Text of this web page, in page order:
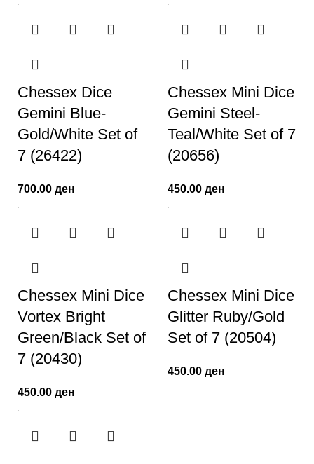
Chessex Dice
Gemini Blue-
Gold/White Set of
7 (26422)
700.00 ден
Chessex Mini Dice
Gemini Steel-
Teal/White Set of 7
(20656)
450.00 ден
Chessex Mini Dice
Vortex Bright
Green/Black Set of
7 (20430)
450.00 ден
Chessex Mini Dice
Glitter Ruby/Gold
Set of 7 (20504)
450.00 ден